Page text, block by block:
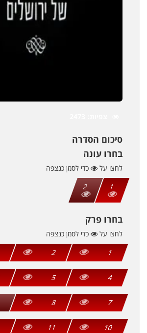
סיכום הסדרה
בחרו עונה
לחצו על
כדי לסמן כנצפה
1
2
בחרו פרק
לחצו על
כדי לסמן כנצפה
1
2
4
5
7
8
10
11